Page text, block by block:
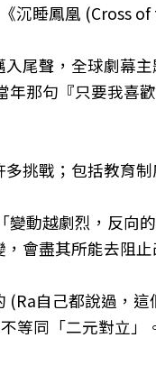
沉睡鳳凰 (Cross
入尾聲，全球劇
那句『只要我喜
挑戰；包括教育
動越劇烈，反向
會盡其所能去阻
自己都說過，
等同「二元對立